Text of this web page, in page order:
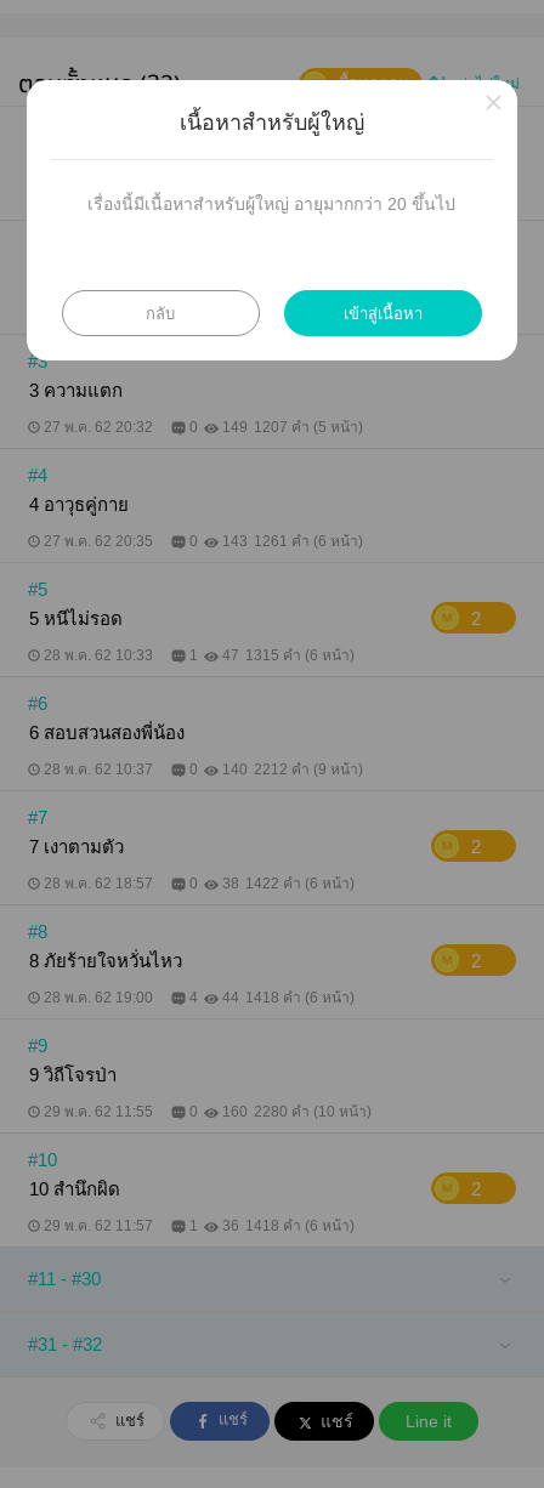
ตอนทั้งหมด (32) เก่าไปใหม่
ซื้อทุกตอน
1 หนีตาย
27 พ.ค. 62 20:22 0 198 1408 คำ (6 หน้า)
27 พ.ค. 62 20:27 919 คำ (4 หน้า)
#3
3 ความแตก
27 พ.ค. 62 20:32 0 149 1207 คำ (5 หน้า)
#4
4 อาวุธคู่กาย
27 พ.ค. 62 20:35 0 143 1261 คำ (6 หน้า)
#5
5 หนีไม่รอด
2
28 พ.ค. 62 10:33 1 47 1315 คำ (6 หน้า)
#6
6 สอบสวนสองพี่น้อง
28 พ.ค. 62 10:37 0 140 2212 คำ (9 หน้า)
#7
7 เงาตามตัว
2
28 พ.ค. 62 18:57 0 38 1422 คำ (6 หน้า)
#8
8 ภัยร้ายใจหวั่นไหว
2
28 พ.ค. 62 19:00 4 44 1418 คำ (6 หน้า)
#9
9 วิถีโจรป่า
29 พ.ค. 62 11:55 0 160 2280 คำ (10 หน้า)
#10
10 สำนึกผิด
2
29 พ.ค. 62 11:57 1 36 1418 คำ (6 หน้า)
#11 - #30
#31 - #32
แชร์ แชร์ แชร์ Line it
เนื้อหาสำหรับผู้ใหญ่
เรื่องนี้มีเนื้อหาสำหรับผู้ใหญ่ อายุมากกว่า 20 ขึ้นไป
กลับ เข้าสู่เนื้อหา
×